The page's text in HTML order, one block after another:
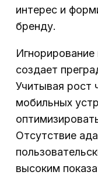
интерес и
бренду.
создает
Учитывая рост
мобильных
Отсутствие
высоким